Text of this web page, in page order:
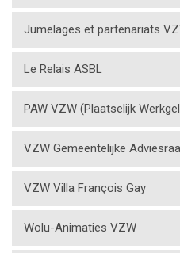
Jumelages et partenariats
Le Relais ASBL
PAW VZW (Plaatselijk
VZW Gemeentelijke
VZW Villa François Gay
Wolu-Animaties VZW